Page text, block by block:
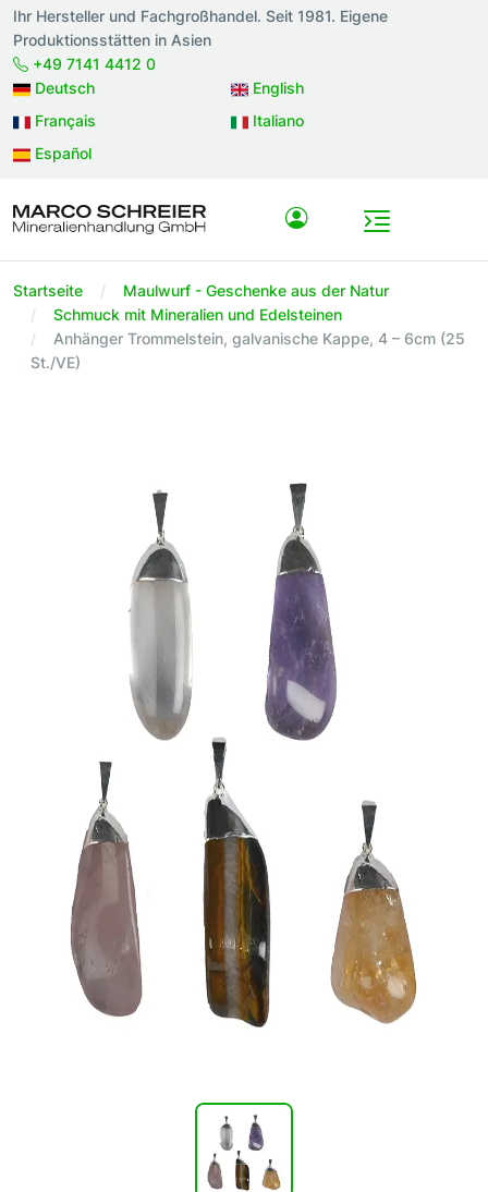
Ihr Hersteller und Fachgroßhandel. Seit 1981. Eigene
Produktionsstätten in Asien
+49 7141 4412 0
Deutsch
English
Français
Italiano
Español
Startseite
Maulwurf - Geschenke aus der Natur
Schmuck mit Mineralien und Edelsteinen
Anhänger Trommelstein, galvanische Kappe, 4 – 6cm (25
St./VE)